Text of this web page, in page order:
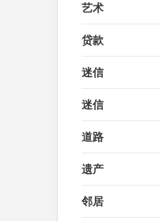
艺术
贷款
迷信
迷信
道路
遗产
邻居